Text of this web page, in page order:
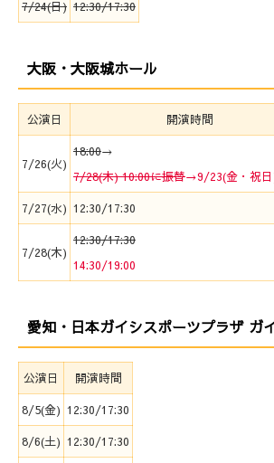
7/24(日) 12:30/17:30
大阪・大阪城ホール
公演日 開演時間
7/26(火)
18:00→
7/28(木) 10:00に振替→9/23(金・祝日
7/27(水) 12:30/17:30
7/28(木)
12:30/17:30
14:30/19:00
愛知・日本ガイシスポーツプラザ ガ
公演日 開演時間
8/5(金) 12:30/17:30
8/6(土) 12:30/17:30